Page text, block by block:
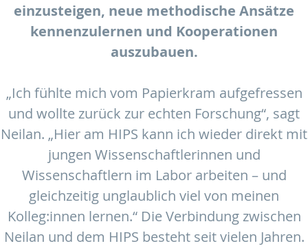
einzusteigen, neue methodische Ansätze
kennenzulernen und Kooperationen
auszubauen.
„Ich fühlte mich vom Papierkram aufgefressen
und wollte zurück zur echten Forschung“, sagt
Neilan. „Hier am HIPS kann ich wieder direkt mit
jungen Wissenschaftlerinnen und
Wissenschaftlern im Labor arbeiten – und
gleichzeitig unglaublich viel von meinen
Kolleg:innen lernen.“ Die Verbindung zwischen
Neilan und dem HIPS besteht seit vielen Jahren.